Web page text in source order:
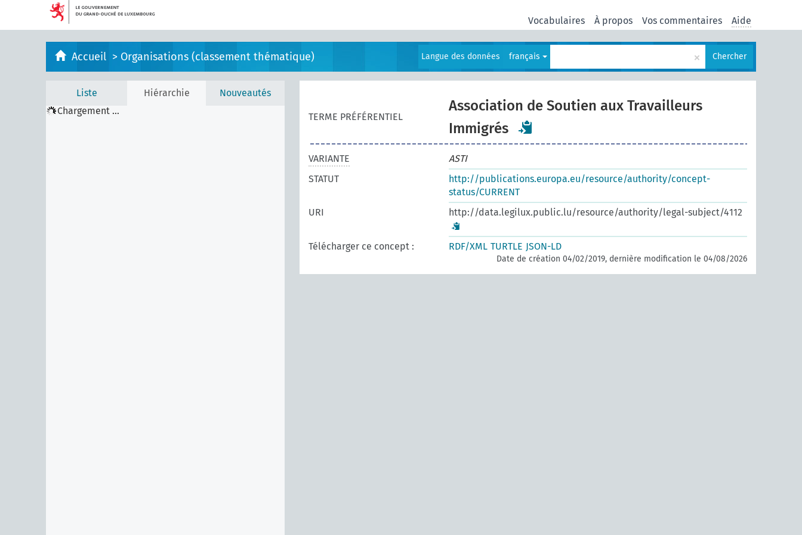
Vocabulaires À propos Vos commentaires Aide
Accueil > Organisations (classement thématique) Langue des données français × Chercher
Liste Hiérarchie
Nouveautés
Chargement ...
TERME PRÉFÉRENTIEL
Association de Soutien aux Travailleurs
Immigrés
VARIANTE
ASTI
STATUT
http://publications.europa.eu/resource/authority/concept-
status/CURRENT
URI
http://data.legilux.public.lu/resource/authority/legal-subject/4112
Télécharger ce concept : RDF/XML TURTLE JSON-LD
Date de création 04/02/2019, dernière modification le 04/08/2026